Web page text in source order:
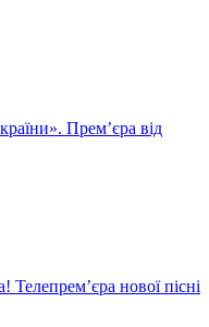
Прем’єра від
нової пісні